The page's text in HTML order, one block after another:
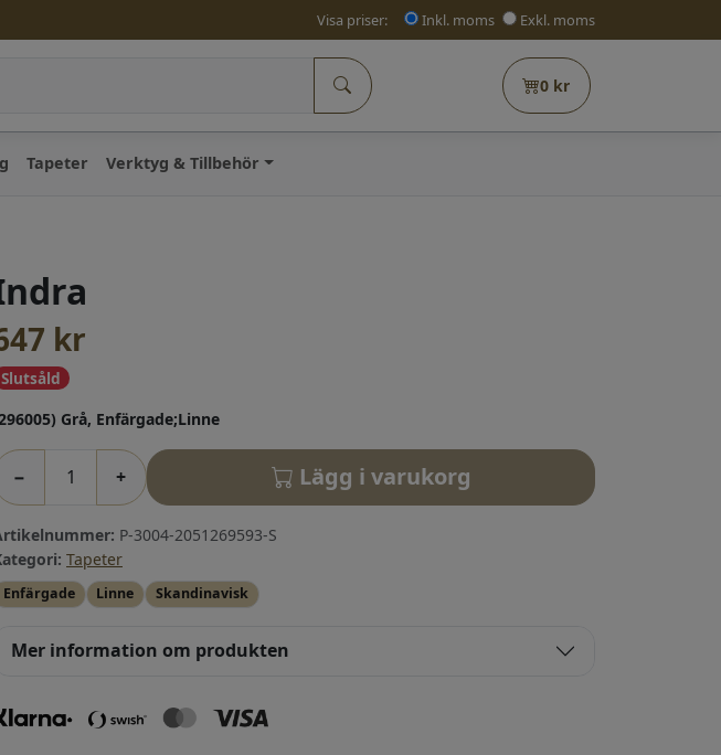
Visa priser: Inkl. moms Exkl. moms
0 kr
Tapeter Verktyg & Tillbehör
kr
Slutsåld
Grå, Enfärgade;Linne
− + Lägg i varukorg
P-3004-2051269593-S
Tapeter
Enfärgade Linne Skandinavisk
Mer information om produkten